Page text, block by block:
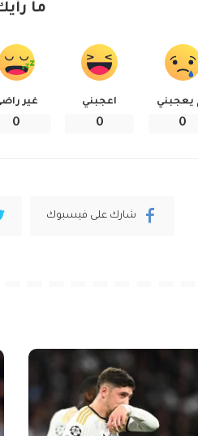
ما
يعجبني
0
اعجبني
0
غير
0
شارك على فيسبوك